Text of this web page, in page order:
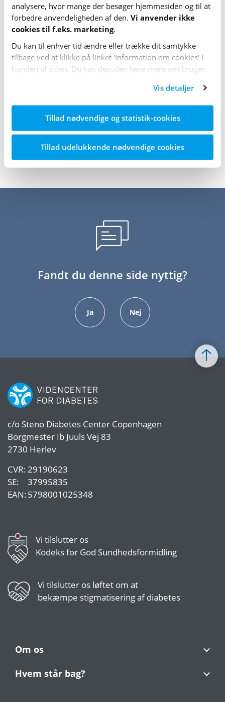
analysere, hvor mange der besøger hjemme­siden og til at
forbedre anvende­lig­heden af den. Vi anvender ikke
cookies til f.eks. marketing.
Du kan til enhver tid ændre eller trække dit samtykke
tilbage ved at klikke på linket 'Information om cookies' i
bunden af siden. Du kan desuden læse mere om brugen
Vis detaljer
Tillad nødvendige og statistik-cookies
Tillad udelukkende nødvendige cookies
Læs mere om forskningen i
Etniske mindretal og diabetes
Ramadan
Sidst opdateret: 11. maj 2026
Fandt du denne side nyttig?
Ja Nej
c/o Steno Diabetes Center Copenhagen
Borgmester Ib Juuls Vej 83
2730 Herlev
CVR:29190623
SE:
37995835
EAN:5798001025348
Vi tilslutter os
Kodeks for God Sundhedsformidling
Vi tilslutter os løftet om at
bekæmpe stigmatisering af diabetes
Om os
Hvem står bag?